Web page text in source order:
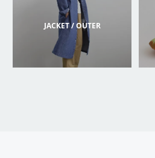
JACKET / OUTER